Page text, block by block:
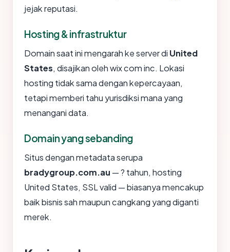
jejak reputasi.
Hosting & infrastruktur
Domain saat ini mengarah ke server di United
States, disajikan oleh wix com inc. Lokasi
hosting tidak sama dengan kepercayaan,
tetapi memberi tahu yurisdiksi mana yang
menangani data.
Domain yang sebanding
Situs dengan metadata serupa
bradygroup.com.au — ? tahun, hosting
United States, SSL valid — biasanya mencakup
baik bisnis sah maupun cangkang yang diganti
merek.